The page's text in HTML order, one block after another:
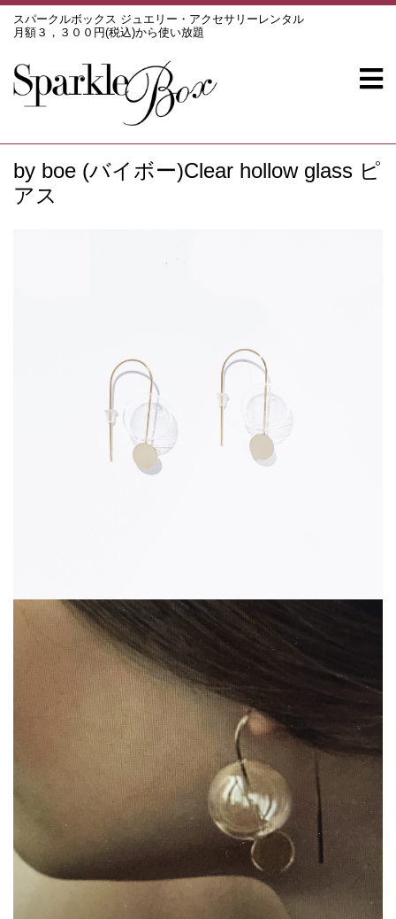
スパークルボックス ジュエリー・アクセサリーレンタル
月額３，３００円(税込)から使い放題
by boe (バイボー)Clear hollow glass ピ
アス